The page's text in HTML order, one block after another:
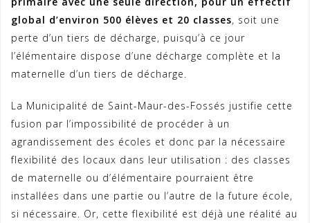
global d’environ 500 élèves et 20 classes, soit une
perte d’un tiers de décharge, puisqu’à ce jour
l’élémentaire dispose d’une décharge complète et la
maternelle d’un tiers de décharge.
La Municipalité de Saint-Maur-des-Fossés justifie cette
fusion par l’impossibilité de procéder à un
agrandissement des écoles et donc par la nécessaire
flexibilité des locaux dans leur utilisation : des classes
de maternelle ou d’élémentaire pourraient être
installées dans une partie ou l’autre de la future école,
si nécessaire. Or, cette flexibilité est déjà une réalité au